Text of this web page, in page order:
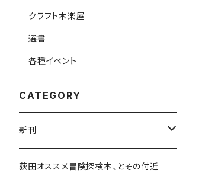
クラフト木楽屋
選書
各種イベント
CATEGORY
新刊
和書
荻田オススメ冒険探検本、とその付近